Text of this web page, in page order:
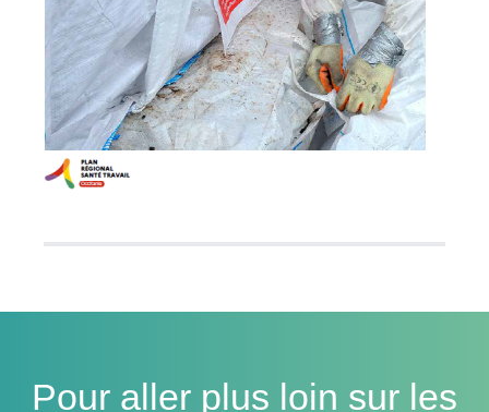
Pour aller plus loin sur les